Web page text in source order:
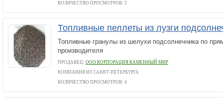
КОЛИЧЕСТВО ПРОСМОТРОВ: 2
Топливные пеллеты из лузги
Топливные гранулы из шелухи подсолнечника по
производителя
ПРОДАВЕЦ: ООО КОРПОРАЦИЯ КАМЕННЫЙ МИР
КОМПАНИЯ ИЗ САНКТ-ПЕТЕРБУРГА
КОЛИЧЕСТВО ПРОСМОТРОВ: 4